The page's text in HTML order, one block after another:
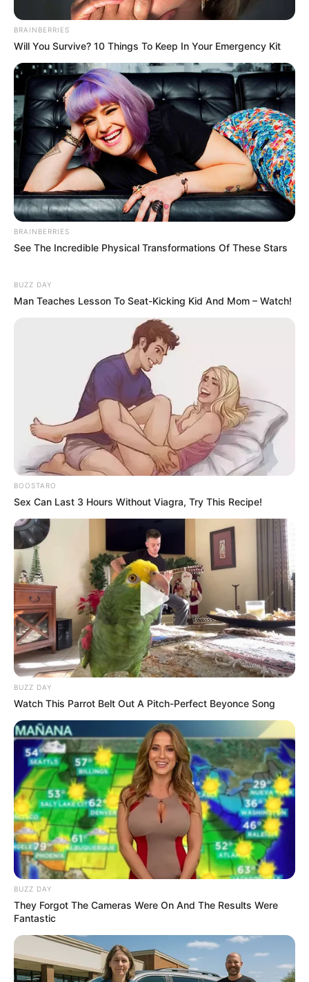
Surgeons: This Simple Method Ends Joint Pain &
Arthritis! Try It!
FORGE BODY
Flip This Switch: Next Month Your Electric Bill Won't
Why Are More Adults Experiencing Joint Stiffness?
JOINT CARE
2026 Joint Wellness Assessment Is Now Available
JOINT CARE
แนะนำ
BRAINBERRIES
Will You Survive? 10 Things To Keep In Your Emergency Kit
BRAINBERRIES
See The Incredible Physical Transformations Of These Stars
BUZZ DAY
Man Teaches Lesson To Seat-Kicking Kid And Mom – Watch!
BOOSTARO
Sex Can Last 3 Hours Without Viagra, Try This Recipe!
BUZZ DAY
Watch This Parrot Belt Out A Pitch-Perfect Beyonce Song
BUZZ DAY
They Forgot The Cameras Were On And The Results Were
Fantastic